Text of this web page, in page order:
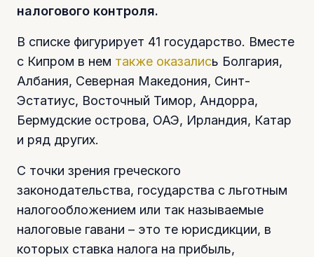
налогового контроля.
В списке фигурирует 41 государство. Вместе
с Кипром в нем также оказались Болгария,
Албания, Северная Македония, Синт-
Эстатиус, Восточный Тимор, Андорра,
Бермудские острова, ОАЭ, Ирландия, Катар
и ряд других.
С точки зрения греческого
законодательства, государства с льготным
налогообложением или так называемые
налоговые гавани – это те юрисдикции, в
которых ставка налога на прибыль,